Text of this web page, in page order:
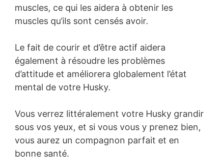
muscles, ce qui les aidera à obtenir les
muscles qu’ils sont censés avoir.
Le fait de courir et d’être actif aidera
également à résoudre les problèmes
d’attitude et améliorera globalement l’état
mental de votre Husky.
Vous verrez littéralement votre Husky grandir
sous vos yeux, et si vous vous y prenez bien,
vous aurez un compagnon parfait et en
bonne santé.